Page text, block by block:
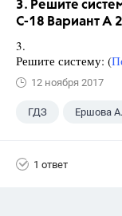
3. Решите
С-18 Вариант А
3.
Решите систему: (
12 ноября 2017
ГДЗ Ершова
1 ответ